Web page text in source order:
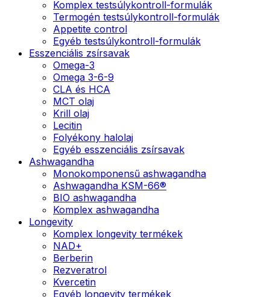
Komplex testsúlykontroll-formulák
Termogén testsúlykontroll-formulák
Appetite control
Egyéb testsúlykontroll-formulák
Esszenciális zsírsavak
Omega-3
Omega 3-6-9
CLA és HCA
MCT olaj
Krill olaj
Lecitin
Folyékony halolaj
Egyéb esszenciális zsírsavak
Ashwagandha
Monokomponensű ashwagandha
Ashwagandha KSM-66®
BIO ashwagandha
Komplex ashwagandha
Longevity
Komplex longevity termékek
NAD+
Berberin
Rezveratrol
Kvercetin
Egyéb longevity termékek